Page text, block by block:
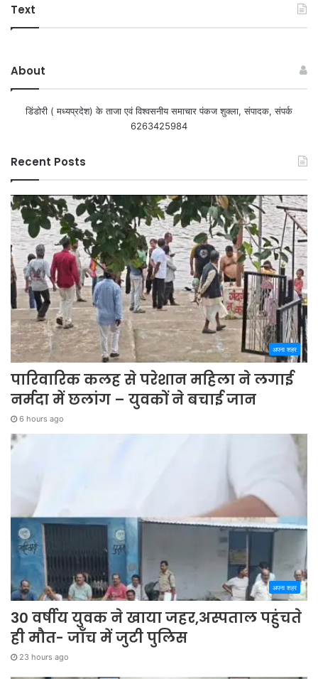
Text
About
डिंडोरी ( मध्यप्रदेश) के ताजा एवं विश्वसनीय समाचार पंकज शुक्ला, संपादक, संपर्क
6263425984
Recent Posts
अपना शहर
पारिवारिक कलह से परेशान महिला ने लगाई
नर्मदा में छलांग – युवकों ने बचाई जान
6 hours ago
अपना शहर
30 वर्षीय युवक ने खाया जहर,अस्पताल पहुंचते
ही मौत- जाँच में जुटी पुलिस
23 hours ago